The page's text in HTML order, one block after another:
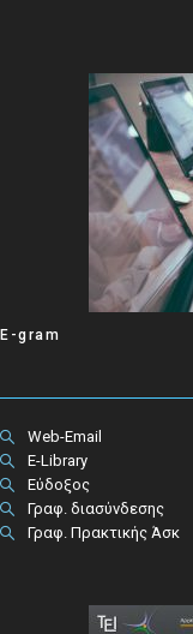
E-gram
Web-Email
E-Library
Εύδοξος
Γραφ. διασύνδεσης
Γραφ. Πρακτικής Άσκ